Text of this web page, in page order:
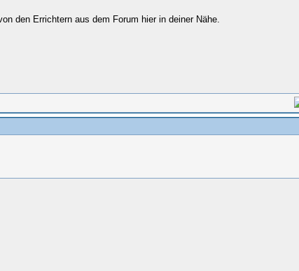
den Errichtern aus dem Forum hier in deiner Nähe.